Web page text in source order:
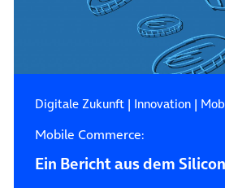
Digitale Zukunft| Innovation|
Mobile Commerce:
Ein Bericht aus dem